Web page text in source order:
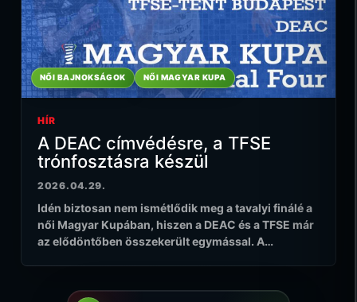
NŐI BAJNOKSÁGOK NŐI MAGYAR KUPA
HÍR
A DEAC címvédésre, a TFSE
trónfosztásra készül
2026.04.29.
Idén biztosan nem ismétlődik meg a tavalyi finálé a
női Magyar Kupában, hiszen a DEAC és a TFSE már
az elődöntőben összekerült egymással. A…